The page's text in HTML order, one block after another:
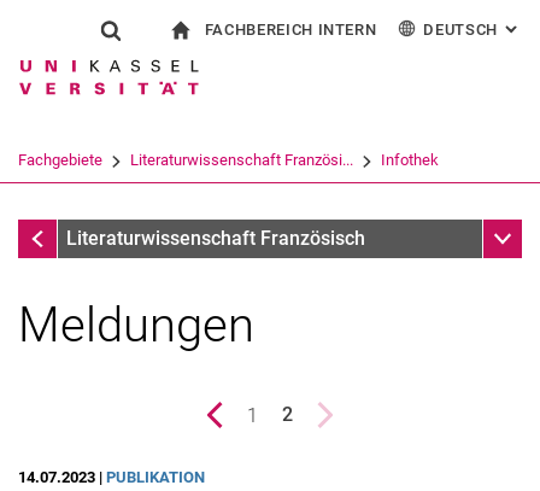
Springe direkt zu: Inhalt
Springe direkt zu: Suche
Springe direkt zu:
Suchformular
Suchbegriff
Suchen (öffnet externen Link in einem
FACHBEREICH INTERN DEUTSCH :
Fachgebiete Literaturwissenschaft Französi... Infothek
InfothekLiteraturwissenschaft Französisch
Meldungen
vorherige Seite Seite
1
2
nächste Seite
14.07.2023 | PUBLIKATION